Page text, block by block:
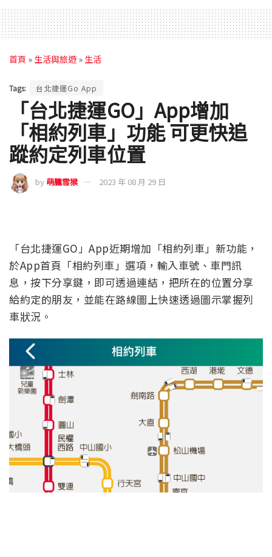
首頁 » 生活與旅遊 » 生活
Tags: 台北捷運Go App
「台北捷運GO」App增加
「相約列車」功能 可更快追
蹤約定列車位置
by 萌朧雪猴 2023 年 08 月 29 日
「台北捷運GO」App近期增加「相約列車」新功能，
於App首頁「相約列車」選項，輸入車號、車門訊
息，按下分享鍵，即可透過連結，把所在的位置分享
給約定的朋友，並能在路線圖上快速透過圖示掌握列
車狀況。